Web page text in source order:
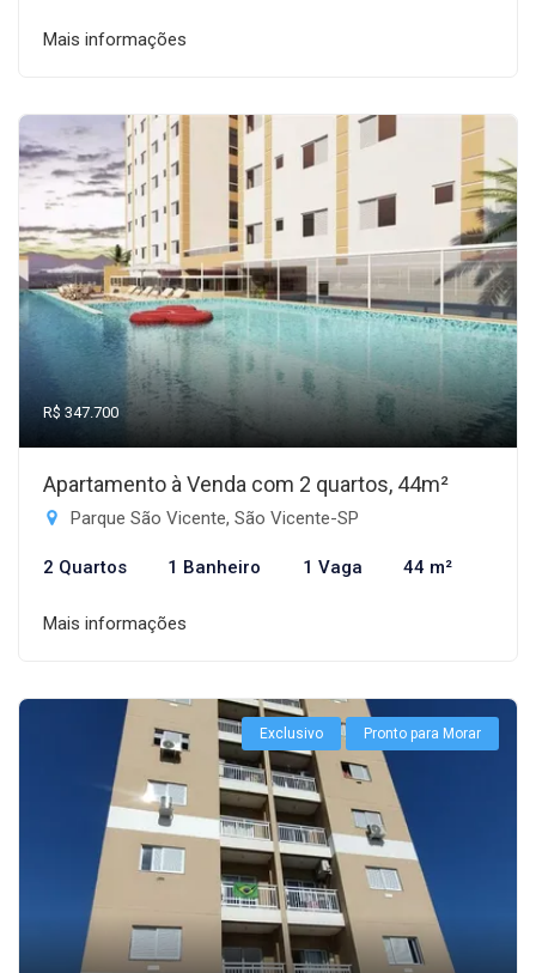
Mais informações
R$ 347.700
Apartamento à Venda com 2 quartos, 44m²
Parque São Vicente, São Vicente-SP
2 Quartos 1 Banheiro 1 Vaga 44 m²
Mais informações
Exclusivo Pronto para Morar